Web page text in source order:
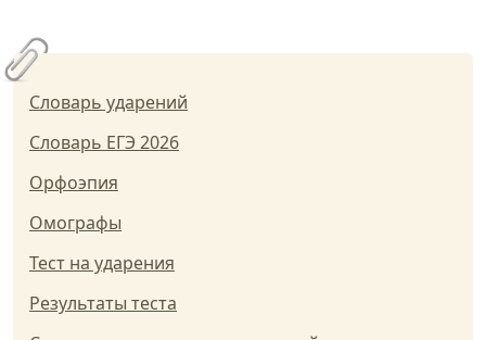
Словарь ударений
Словарь ЕГЭ 2026
Орфоэпия
Омографы
Тест на ударения
Результаты теста